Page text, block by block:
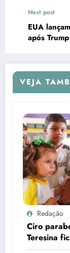
Next post
EUA
após
VEJA
Redação
Ciro
Teresina